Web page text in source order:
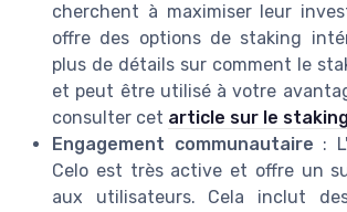
cherchent à maximiser leur
offre des options de staking
plus de détails sur comment le
et peut être utilisé à votre
consulter cet article sur le staking
Engagement communautaire :
Celo est très active et offre un
aux utilisateurs. Cela inclut